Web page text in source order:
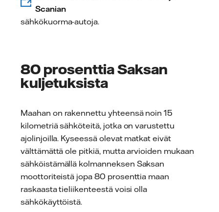
Scanian
sähkökuorma-autoja.
80 prosenttia Saksan
kuljetuksista
Maahan on rakennettu yhteensä noin 15
kilometriä sähköteitä, jotka on varustettu
ajolinjoilla. Kyseessä olevat matkat eivät
välttämättä ole pitkiä, mutta arvioiden mukaan
sähköistämällä kolmanneksen Saksan
moottoriteistä jopa 80 prosenttia maan
raskaasta tieliikenteestä voisi olla
sähkökäyttöistä.